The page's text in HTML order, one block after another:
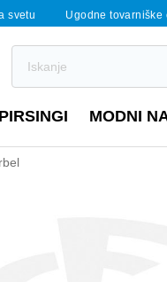
svetu Ugodne tovarniške
PIRSINGI MODNI